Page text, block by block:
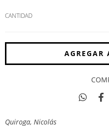
CANTIDAD
Quiroga, Nicolás